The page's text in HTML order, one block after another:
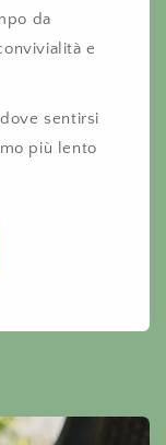
da
e
sentirsi
più lento